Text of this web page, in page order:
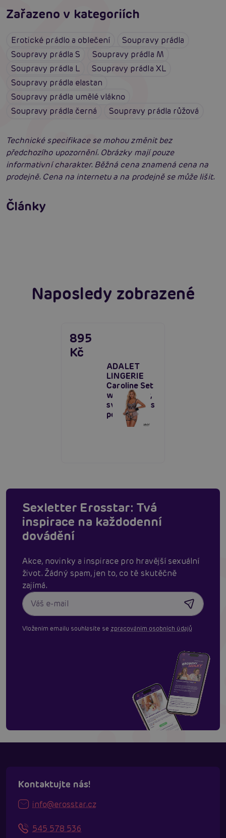
Zařazeno v kategoriích
Erotické prádlo a oblečení
Soupravy prádla
Soupravy prádla S
Soupravy prádla M
Soupravy prádla L
Soupravy prádla XL
Soupravy prádla elastan
Soupravy prádla umělé vlákno
Soupravy prádla černá
Soupravy prádla růžová
Technické specifikace se mohou změnit bez
předchozího upozornění. Obrázky mají pouze
informativní charakter. Běžná cena znamená cena na
prodejně. Cena na internetu a na prodejně se může lišit.
Články
neodolatelně sexy
Číst více
Erotická inteligence: Příručka Sexiomů
Naposledy zobrazené
ADALET
LINGERIE
Caroline Set
with Garter,
svůdný set s
podvazky
895
Kč
Sexletter Erosstar: Tvá
inspirace na každodenní
dovádění
Akce, novinky a inspirace pro hravější sexuální
život. Žádný spam, jen to, co tě skutěčně
zajímá.
Vložením emailu souhlasíte se zpracováním osobních údajů
Kontaktujte nás!
info@erosstar.cz
545 578 536